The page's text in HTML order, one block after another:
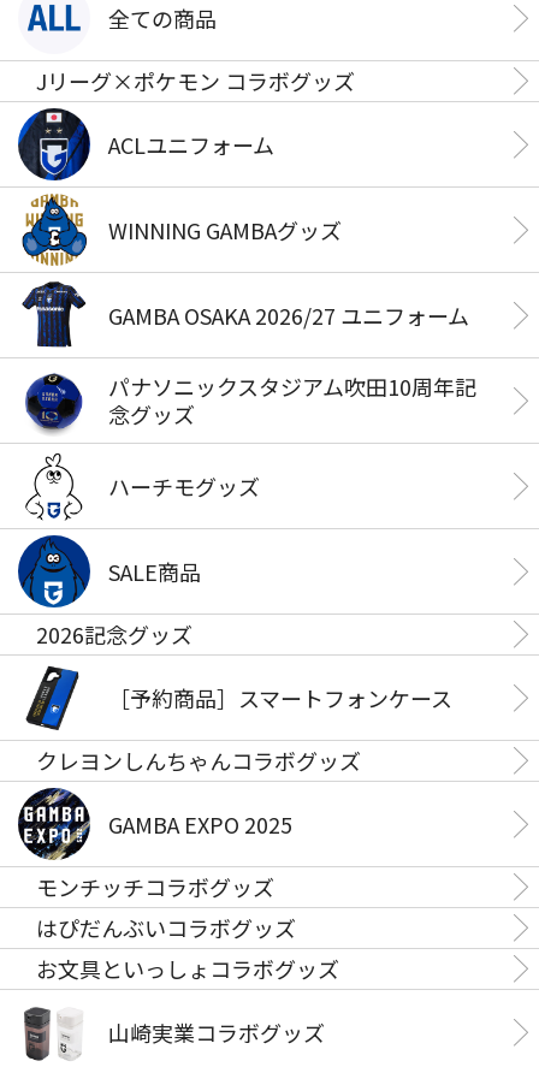
全ての商品
Jリーグ×ポケモン コラボグッズ
ACLユニフォーム
WINNING GAMBAグッズ
GAMBA OSAKA 2026/27 ユニフォーム
パナソニックスタジアム吹田10周年記
念グッズ
ハーチモグッズ
SALE商品
2026記念グッズ
［予約商品］スマートフォンケース
クレヨンしんちゃんコラボグッズ
GAMBA EXPO 2025
モンチッチコラボグッズ
はぴだんぶいコラボグッズ
お文具といっしょコラボグッズ
山崎実業コラボグッズ